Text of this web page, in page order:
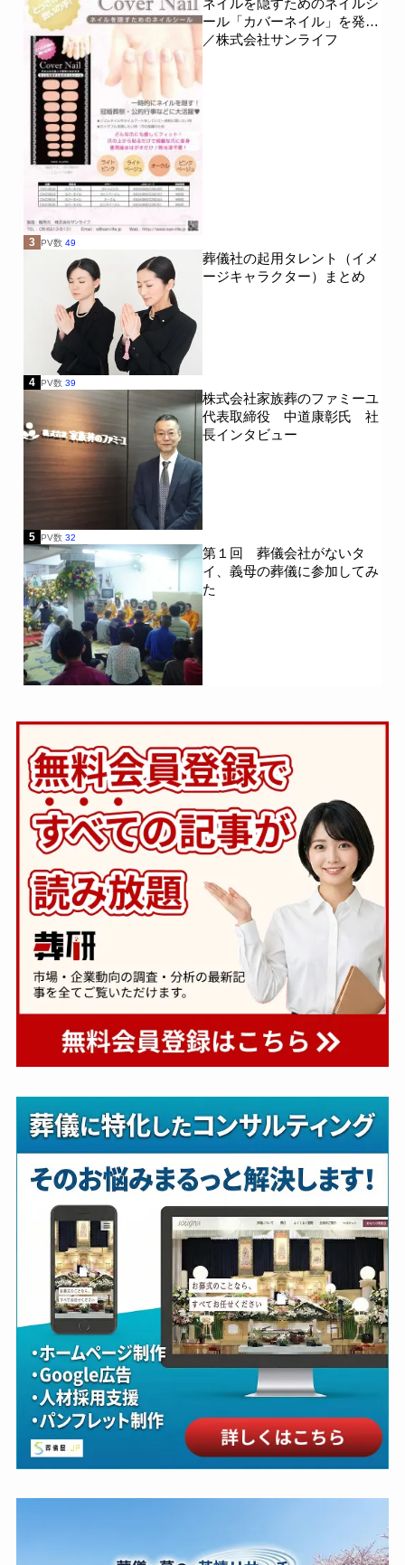
ール「カバーネイル」を発売
／株式会社サンライフ
3 PV数 49
葬儀社の起用タレント（イメ
ージキャラクター）まとめ
4 PV数 39
株式会社家族葬のファミーユ
代表取締役 中道康彰氏 社
長インタビュー
5 PV数 32
第１回 葬儀会社がないタ
イ、義母の葬儀に参加してみ
た